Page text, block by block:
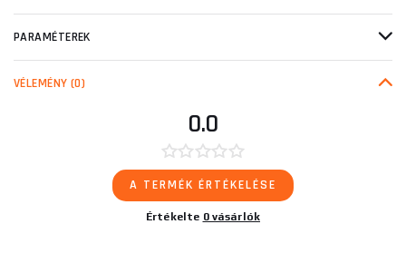
PARAMÉTEREK
VÉLEMÉNY (0)
0.0
A TERMÉK ÉRTÉKELÉSE
Értékelte 0 vásárlók